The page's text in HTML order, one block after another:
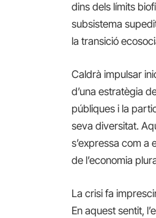
dins dels límits
subsistema
la transició
Caldrà impulsar
d’una estratègia
públiques i la
seva diversitat.
s’expressa com a
de l’economia
La crisi fa
En aquest sentit,